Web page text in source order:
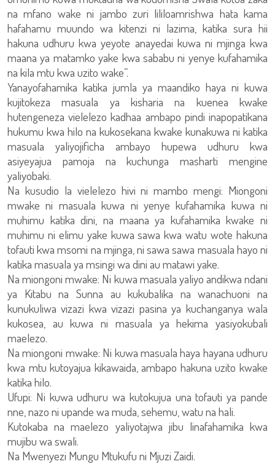
na mfano wake ni jambo zuri lililoamrishwa hata kama
hafahamu muundo wa kitenzi ni lazima, katika sura hii
hakuna udhuru kwa yeyote anayedai kuwa ni mjinga kwa
maana ya matamko yake kwa sababu ni yenye kufahamika
na kila mtu kwa uzito wake”.
Yanayofahamika katika jumla ya maandiko haya ni kuwa
kujitokeza masuala ya kisharia na kuenea kwake
hutengeneza vielelezo kadhaa ambapo pindi inapopatikana
hukumu kwa hilo na kukosekana kwake kunakuwa ni katika
masuala yaliyojificha ambayo hupewa udhuru kwa
asiyeyajua pamoja na kuchunga masharti mengine
yaliyobaki.
Na kusudio la vielelezo hivi ni mambo mengi: Miongoni
mwake ni masuala kuwa ni yenye kufahamika kuwa ni
muhimu katika dini, na maana ya kufahamika kwake ni
muhimu ni elimu yake kuwa sawa kwa watu wote hakuna
tofauti kwa msomi na mjinga, ni sawa sawa masuala hayo ni
katika masuala ya msingi wa dini au matawi yake.
Na miongoni mwake: Ni kuwa masuala yaliyo andikwa ndani
ya Kitabu na Sunna au kukubalika na wanachuoni na
kunukuliwa vizazi kwa vizazi pasina ya kuchanganya wala
kukosea, au kuwa ni masuala ya hekima yasiyokubali
maelezo.
Na miongoni mwake: Ni kuwa masuala haya hayana udhuru
kwa mtu kutoyajua kikawaida, ambapo hakuna uzito kwake
katika hilo.
Ufupi: Ni kuwa udhuru wa kutokujua una tofauti ya pande
nne, nazo ni upande wa muda, sehemu, watu na hali.
Kutokaba na maelezo yaliyotajwa jibu linafahamika kwa
mujibu wa swali.
Na Mwenyezi Mungu Mtukufu ni Mjuzi Zaidi.